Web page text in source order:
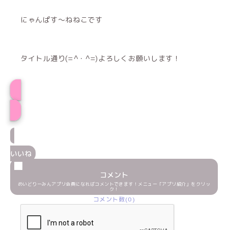
にゃんぱす〜ねねこです
タイトル通り(=^・^=)よろしくお願いします！
いいね
コメント
めいどりーみんアプリ会員になればコメントできます！メニュー「アプリ紹介」をクリッ
ク！
コメント数(0)